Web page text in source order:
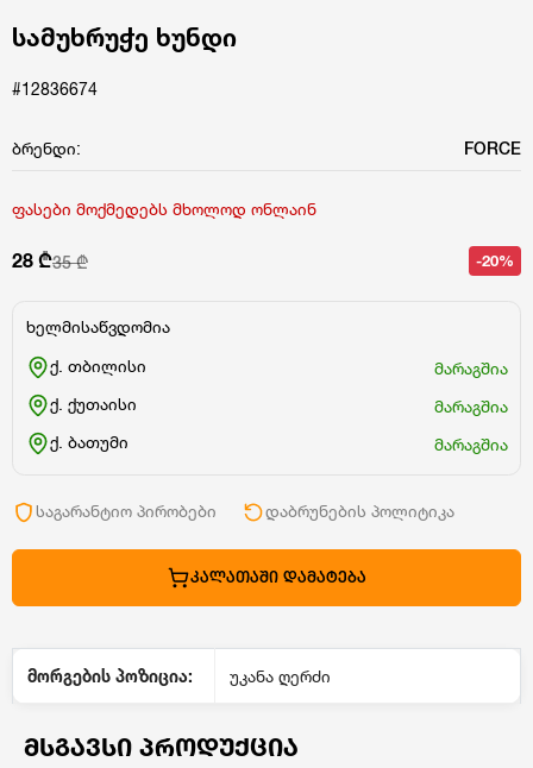
სამუხრუჭე ხუნდი
#12836674
ბრენდი: FORCE
ფასები მოქმედებს მხოლოდ ონლაინ
28 ₾35 ₾ -20%
ხელმისაწვდომია
ქ. თბილისი
მარაგშია
ქ. ქუთაისი
მარაგშია
ქ. ბათუმი
მარაგშია
საგარანტიო პირობები დაბრუნების პოლიტიკა
ᲙᲐᲚᲐᲗᲐᲨᲘ ᲓᲐᲛᲐᲢᲔᲑᲐ
მორგების პოზიცია: უკანა ღერძი
ᲛᲡᲒᲐᲕᲡᲘ ᲞᲠᲝᲓᲣᲥᲪᲘᲐ